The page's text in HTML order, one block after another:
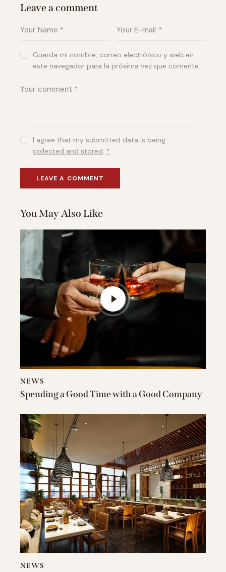
Leave a comment
Guarda mi nombre, correo electrónico y web en
este navegador para la próxima vez que comente.
I agree that my submitted data is being
collected and stored. *
You May Also Like
NEWS
Spending a Good Time with a Good Company
NEWS